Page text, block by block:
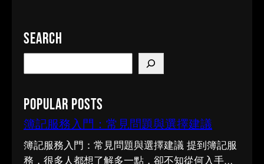
Search
e
r
c
Popular Posts
簿記服務入門：常見問題與選擇建議
簿記服務入門：常見問題與選擇建議 提到簿記服
務，很多人都想了解多一點，卻不知從何入手。